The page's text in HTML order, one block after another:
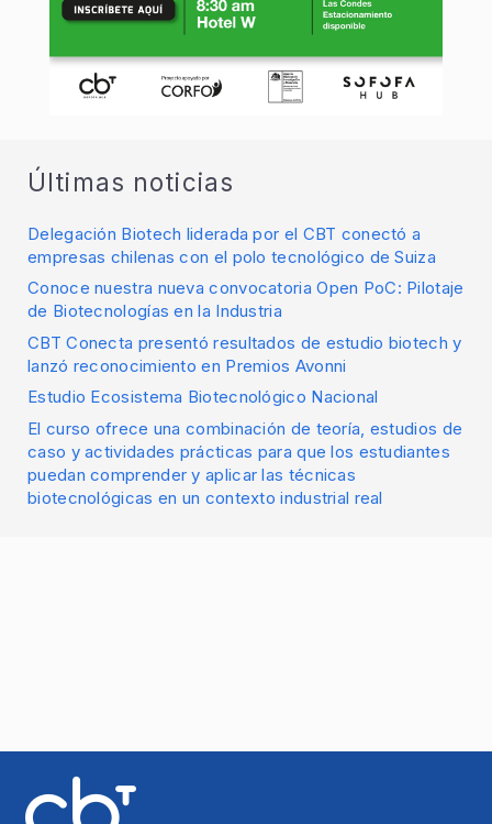
Últimas noticias
Delegación Biotech liderada por el CBT conectó a
empresas chilenas con el polo tecnológico de Suiza
Conoce nuestra nueva convocatoria Open PoC: Pilotaje
de Biotecnologías en la Industria
CBT Conecta presentó resultados de estudio biotech y
lanzó reconocimiento en Premios Avonni
Estudio Ecosistema Biotecnológico Nacional
El curso ofrece una combinación de teoría, estudios de
caso y actividades prácticas para que los estudiantes
puedan comprender y aplicar las técnicas
biotecnológicas en un contexto industrial real